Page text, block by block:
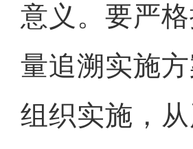
意义。要严
量追溯实施
组织实施，